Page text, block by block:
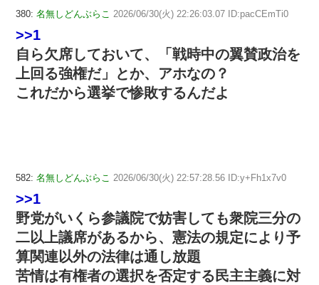
380: 名無しどんぶらこ 2026/06/30(火) 22:26:03.07 ID:pacCEmTi0
>>1
自ら欠席しておいて、「戦時中の翼賛政治を
上回る強権だ」とか、アホなの？
これだから選挙で惨敗するんだよ
582: 名無しどんぶらこ 2026/06/30(火) 22:57:28.56 ID:y+Fh1x7v0
>>1
野党がいくら参議院で妨害しても衆院三分の
二以上議席があるから、憲法の規定により予
算関連以外の法律は通し放題
苦情は有権者の選択を否定する民主主義に対